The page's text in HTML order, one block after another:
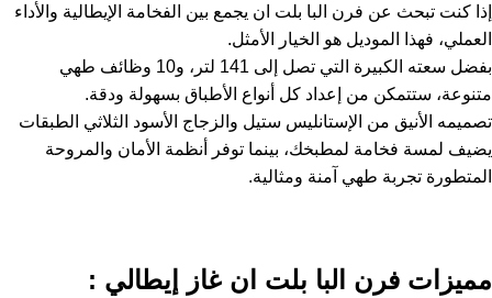
إذا كنت تبحث عن فرن البا بلت ان​ يجمع بين الفخامة الإيطالية والأداء
العملي، فهذا الموديل هو الخيار الأمثل.
بفضل سعته الكبيرة التي تصل إلى 141 لتر، و10 وظائف طهي
متنوعة، ستتمكن من إعداد كل أنواع الأطباق بسهولة ودقة.
تصميمه الأنيق من الإستانليس ستيل والزجاج الأسود الثلاثي الطبقات
يضيف لمسة فخامة لمطبخك، بينما توفر أنظمة الأمان والمروحة
المتطورة تجربة طهي آمنة ومثالية.
مميزات فرن البا بلت ان​ غاز إيطالي :